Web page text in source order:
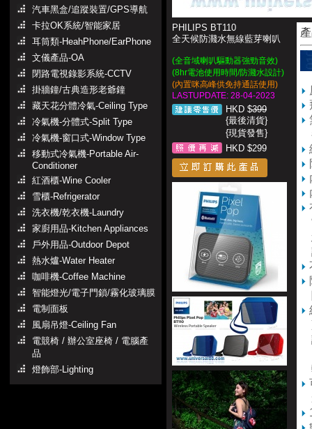
汽車黑盒/追蹤裝置/GPS導航
卡拉OK系統/智能家居
耳筒類-HeahPhone/EarPhone
文儀產品-OA
閉路電視錄影系統-CCTV
掛牆鐘/古典造形老爺鐘
藏天花分體冷氣-Ceiling Type
冷氣機-分體式-Split Type
冷氣機-窗口式-Window Type
移動式冷氣機-Portable Air-
Conditioner
紅酒櫃-Wine Cooler
雪櫃-Refrigerator
洗衣機/乾衣機-Laundry
家廚用品-Kitchen Appliances
戶外用品-Outdoor Depot
熱水爐-Water Heater
咖啡機-Coffee Machine
智能燈光/電子門鎖/霧化玻璃膜
電制面板
風扇吊燈-Ceiling Fan
電競椅 / 辦公室座椅 / 電腦產
品
燈飾部-Lighting
PHILIPS BT110
全天候防濺水無線藍芽喇叭
(全音域喇叭驅動器強勁音效)
(8hr電池使用時間/防濺水設計)
(內置咪高峰供免持通話使用)
LASTUPDATE: 28-04-2023
HKD $399
{最後清貨}
{現貨發售}
HKD $299